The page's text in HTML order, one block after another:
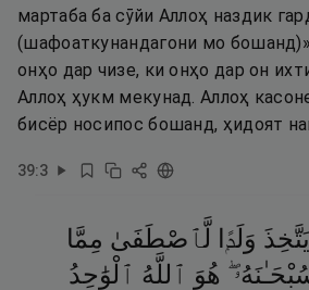
мартаба ба сӯйи Аллоҳ наздик
(шафоаткунандагони мо
онҳо дар чизе, ки онҳо дар он
Аллоҳ ҳукм мекунад. Аллоҳ
бисёр носипос бошанд, ҳидоят
39:3
يَتَّخِذَ وَلَدًۭا لَّٱصْطَفَىٰ مِمَّا
هُوَ ٱللَّهُ ٱلْوَٰحِدُ